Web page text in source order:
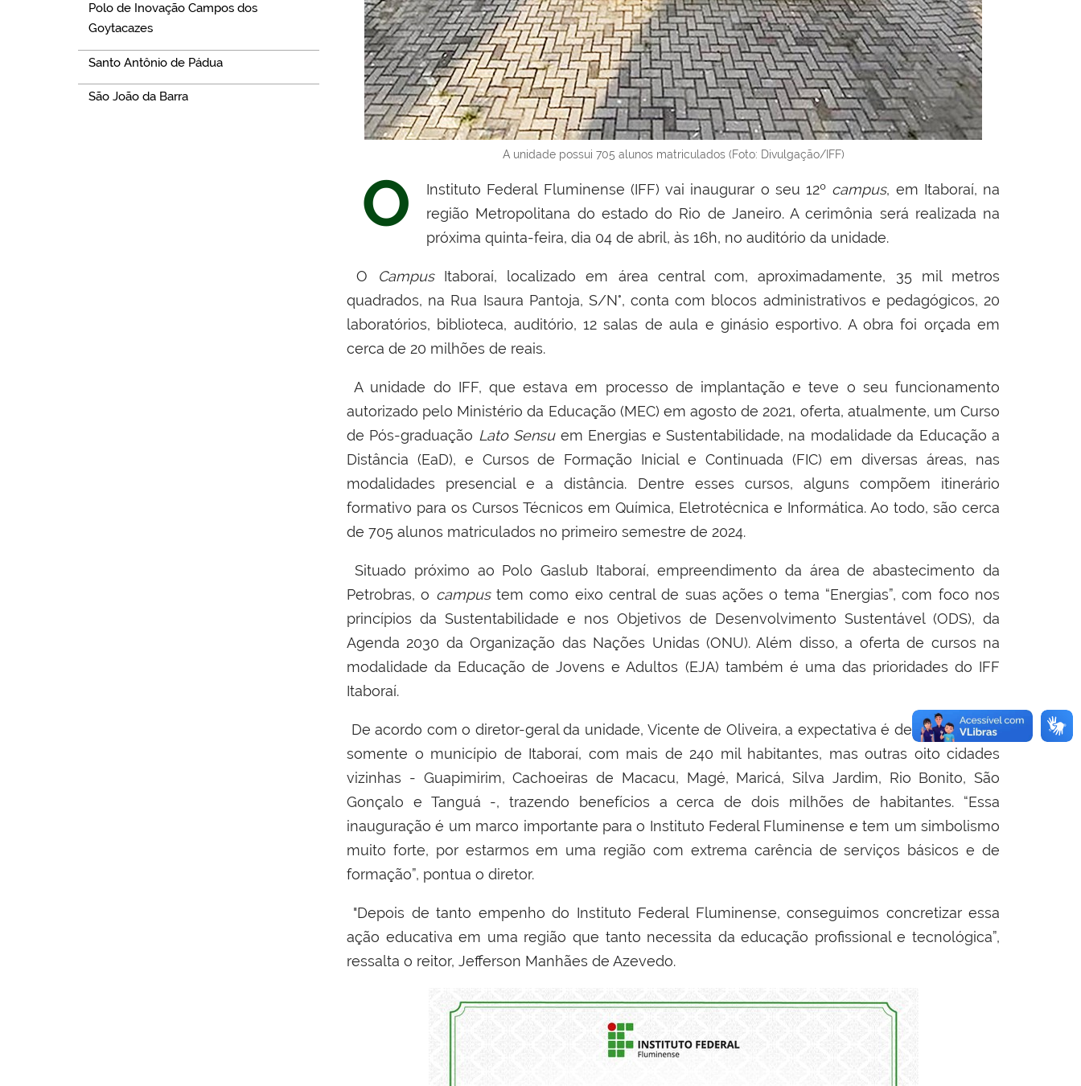
Polo de Inovação Campos dos
Goytacazes
Santo Antônio de Pádua
São João da Barra
A unidade possui 705 alunos matriculados (Foto: Divulgação/IFF)
O Instituto Federal Fluminense (IFF) vai inaugurar o seu 12º campus, em Itaboraí, na
região Metropolitana do estado do Rio de Janeiro. A cerimônia será realizada na
próxima quinta-feira, dia 04 de abril, às 16h, no auditório da unidade.
O Campus Itaboraí, localizado em área central com, aproximadamente, 35 mil metros
quadrados, na Rua Isaura Pantoja, S/N°, conta com blocos administrativos e pedagógicos, 20
laboratórios, biblioteca, auditório, 12 salas de aula e ginásio esportivo. A obra foi orçada em
cerca de 20 milhões de reais.
A unidade do IFF, que estava em processo de implantação e teve o seu funcionamento
autorizado pelo Ministério da Educação (MEC) em agosto de 2021, oferta, atualmente, um Curso
de Pós-graduação Lato Sensuem Energias e Sustentabilidade, na modalidade da Educação a
Distância (EaD), e Cursos de Formação Inicial e Continuada (FIC) em diversas áreas, nas
modalidades presencial e a distância. Dentre esses cursos, alguns compõem itinerário
formativo para os Cursos Técnicos em Química, Eletrotécnica e Informática. Ao todo, são cerca
de 705 alunos matriculados no primeiro semestre de 2024.
Situado próximo ao Polo Gaslub Itaboraí, empreendimento da área de abastecimento da
Petrobras, o campustem como eixo central de suas ações o tema “Energias”, com foco nos
princípios da Sustentabilidade e nos Objetivos de Desenvolvimento Sustentável (ODS), da
Agenda 2030 da Organização das Nações Unidas (ONU). Além disso, a oferta de cursos na
modalidade da Educação de Jovens e Adultos (EJA) também é uma das prioridades do IFF
Itaboraí.
De acordo com o diretor-geral da unidade, Vicente de Oliveira, a expectativa é de atender não
somente o município de Itaboraí, com mais de 240 mil habitantes, mas outras oito cidades
vizinhas - Guapimirim, Cachoeiras de Macacu, Magé, Maricá, Silva Jardim, Rio Bonito, São
Gonçalo e Tanguá -, trazendo benefícios a cerca de dois milhões de habitantes. “Essa
inauguração é um marco importante para o Instituto Federal Fluminense e tem um simbolismo
muito forte, por estarmos em uma região com extrema carência de serviços básicos e de
formação”, pontua o diretor.
"Depois de tanto empenho do Instituto Federal Fluminense, conseguimos concretizar essa
ação educativa em uma região que tanto necessita da educação profissional e tecnológica”,
ressalta o reitor, Jefferson Manhães de Azevedo.